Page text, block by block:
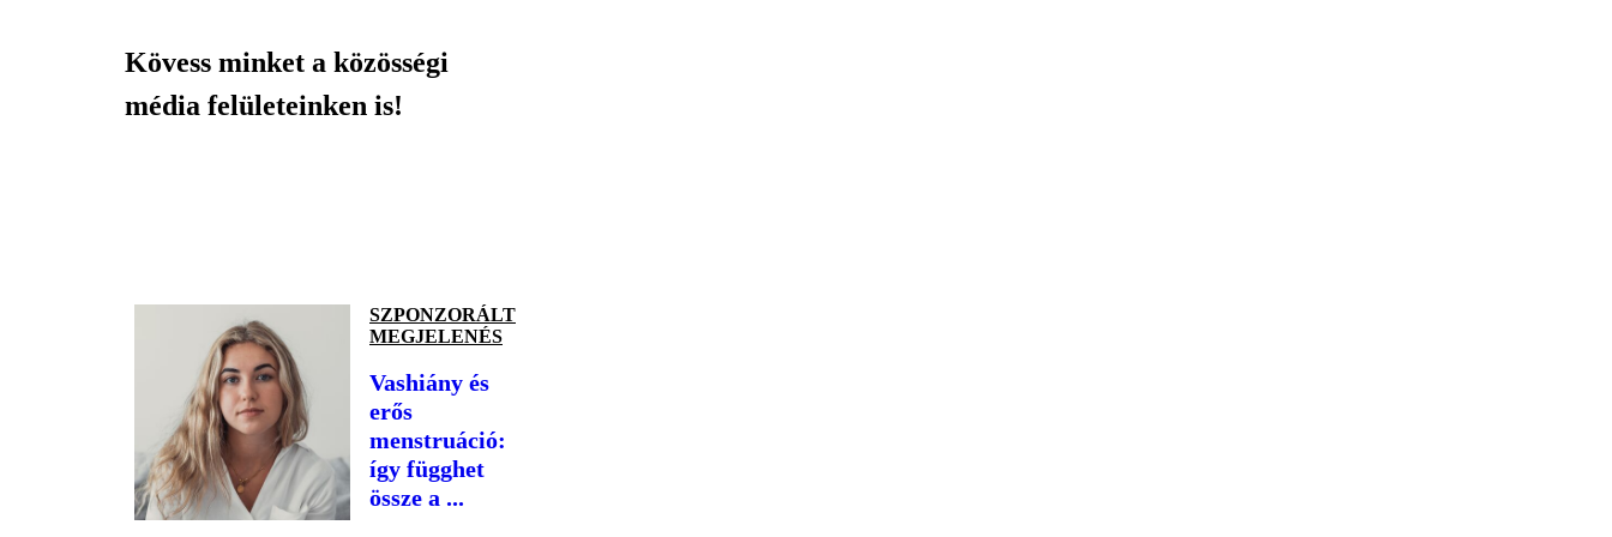
Kövess minket a közösségi
média felületeinken is!
SZPONZORÁLT
MEGJELENÉS
Vashiány és
erős
menstruáció:
így függhet
össze a ...